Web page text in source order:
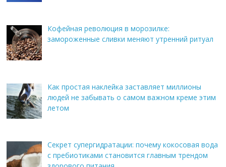
Кофейная революция в морозилке:
замороженные сливки меняют утренний ритуал
Как простая наклейка заставляет миллионы
людей не забывать о самом важном креме этим
летом
Секрет супергидратации: почему кокосовая вода
с пребиотиками становится главным трендом